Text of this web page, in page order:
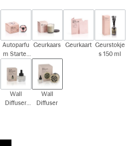
Autoparfu
m Starter
Geurkaars Geurkaart Geurstokje
s 150 ml
Wall
Diffuser
Wall
Diffuser